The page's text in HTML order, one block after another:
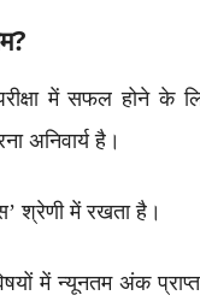
में सफल होने के
अनिवार्य है।
श्रेणी में रखता है।
में न्यूनतम अंक